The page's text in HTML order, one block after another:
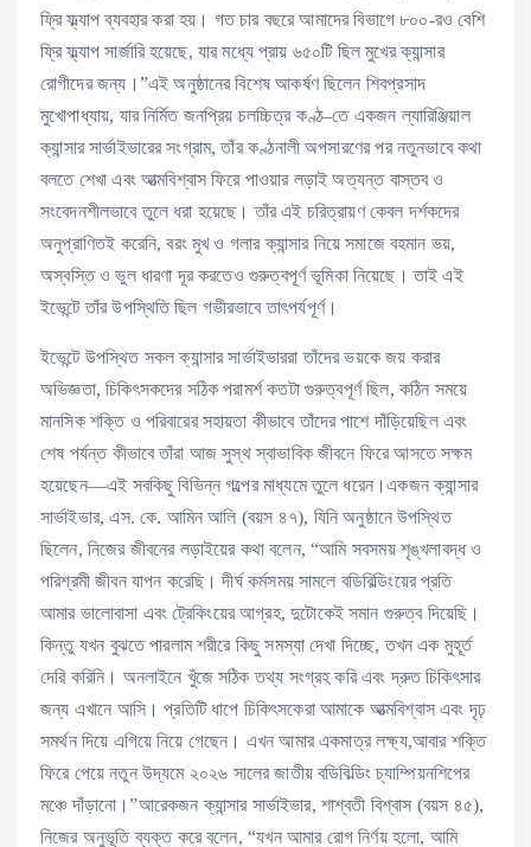
ফ্রি ফ্ল্যাপ ব্যবহার করা হয়। গত চার বছরে আমাদের বিভাগে ৮০০-রও বেশি
ফ্রি ফ্ল্যাপ সার্জারি হয়েছে, যার মধ্যে প্রায় ৬৫০টি ছিল মুখের ক্যান্সার
রোগীদের জন্য।”এই অনুষ্ঠানের বিশেষ আকর্ষণ ছিলেন শিবপ্রসাদ
মুখোপাধ্যায়, যার নির্মিত জনপ্রিয় চলচ্চিত্র কণ্ঠ–তে একজন ল্যারিঞ্জিয়াল
ক্যান্সার সার্ভাইভারের সংগ্রাম, তাঁর কণ্ঠনালী অপসারণের পর নতুনভাবে কথা
বলতে শেখা এবং আত্মবিশ্বাস ফিরে পাওয়ার লড়াই অত্যন্ত বাস্তব ও
সংবেদনশীলভাবে তুলে ধরা হয়েছে। তাঁর এই চরিত্রায়ণ কেবল দর্শকদের
অনুপ্রাণিতই করেনি, বরং মুখ ও গলার ক্যান্সার নিয়ে সমাজে বহমান ভয়,
অস্বস্তি ও ভুল ধারণা দূর করতেও গুরুত্বপূর্ণ ভূমিকা নিয়েছে। তাই এই
ইভেন্টে তাঁর উপস্থিতি ছিল গভীরভাবে তাৎপর্যপূর্ণ।
ইভেন্টে উপস্থিত সকল ক্যান্সার সার্ভাইভাররা তাঁদের ভয়কে জয় করার
অভিজ্ঞতা, চিকিৎসকদের সঠিক পরামর্শ কতটা গুরুত্বপূর্ণ ছিল, কঠিন সময়ে
মানসিক শক্তি ও পরিবারের সহায়তা কীভাবে তাঁদের পাশে দাঁড়িয়েছিল এবং
শেষ পর্যন্ত কীভাবে তাঁরা আজ সুস্থ স্বাভাবিক জীবনে ফিরে আসতে সক্ষম
হয়েছেন—এই সবকিছু বিভিন্ন গল্পের মাধ্যমে তুলে ধরেন।একজন ক্যান্সার
সার্ভাইভার, এস. কে. আমিন আলি (বয়স ৪৭), যিনি অনুষ্ঠানে উপস্থিত
ছিলেন, নিজের জীবনের লড়াইয়ের কথা বলেন, “আমি সবসময় শৃঙ্খলাবদ্ধ ও
পরিশ্রমী জীবন যাপন করেছি। দীর্ঘ কর্মসময় সামলে বডিবিল্ডিংয়ের প্রতি
আমার ভালোবাসা এবং ট্রেকিংয়ের আগ্রহ, দুটোকেই সমান গুরুত্ব দিয়েছি।
কিন্তু যখন বুঝতে পারলাম শরীরে কিছু সমস্যা দেখা দিচ্ছে, তখন এক মুহূর্ত
দেরি করিনি। অনলাইনে খুঁজে সঠিক তথ্য সংগ্রহ করি এবং দ্রুত চিকিৎসার
জন্য এখানে আসি। প্রতিটি ধাপে চিকিৎসকেরা আমাকে আত্মবিশ্বাস এবং দৃঢ়
সমর্থন দিয়ে এগিয়ে নিয়ে গেছেন। এখন আমার একমাত্র লক্ষ্য,আবার শক্তি
ফিরে পেয়ে নতুন উদ্যমে ২০২৬ সালের জাতীয় বডিবিল্ডিং চ্যাম্পিয়নশিপের
মঞ্চে দাঁড়ানো।”আরেকজন ক্যান্সার সার্ভাইভার, শাশ্বতী বিশ্বাস (বয়স ৪৫),
নিজের অনুভূতি ব্যক্ত করে বলেন, “যখন আমার রোগ নির্ণয় হলো, আমি